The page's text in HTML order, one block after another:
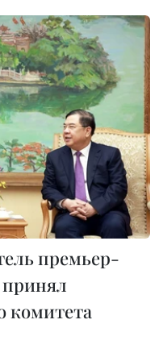
премьер-
комитета